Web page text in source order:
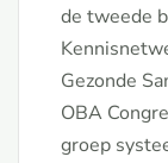
de tweede
Gezonde
OBA
groep